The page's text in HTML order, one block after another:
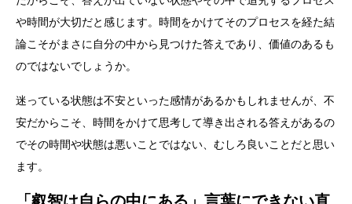
や時間が大切だと感じます。時間をかけてそのプロセスを経た結
論こそがまさに自分の中から見つけた答えであり、価値のあるも
のではないでしょうか。
迷っている状態は不安といった感情があるかもしれませんが、不
安だからこそ、時間をかけて思考して導き出される答えがあるの
でその時間や状態は悪いことではない、むしろ良いことだと思い
ます。